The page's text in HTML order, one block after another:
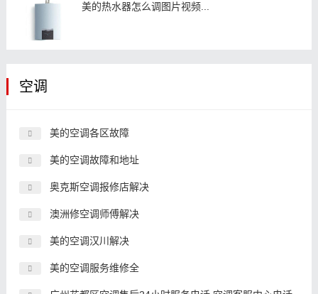
美的热水器怎么调图片视频...
空调
美的空调各区故障
美的空调故障和地址
奥克斯空调报修店解决
澳洲修空调师傅解决
美的空调汉川解决
美的空调服务维修全